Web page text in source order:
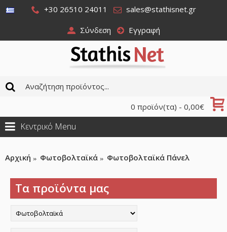
+30 26510 24011 sales@stathisnet.gr
Σύνδεση Εγγραφή
0 προϊόν(τα) - 0,00€
Κεντρικό Menu
Αρχική Φωτοβολταϊκά Φωτοβολταϊκά Πάνελ
Τα προϊόντα μας